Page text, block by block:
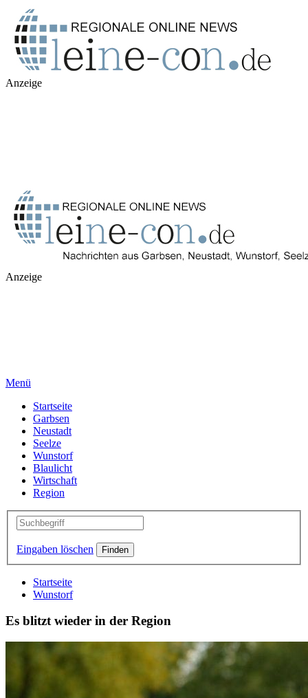
Anzeige
Anzeige
Menü
Startseite
Garbsen
Neustadt
Seelze
Wunstorf
Blaulicht
Wirtschaft
Region
Eingaben löschen
Startseite
Wunstorf
Es blitzt wieder in der Region